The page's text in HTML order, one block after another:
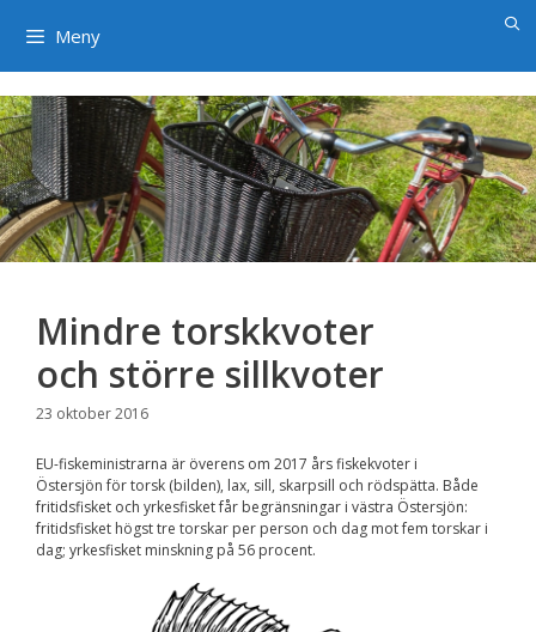
Meny
Mindre torskkvoter
och större sillkvoter
23 oktober 2016
EU-fiskeministrarna är överens om 2017 års fiskekvoter i
Östersjön för torsk (bilden), lax, sill, skarpsill och rödspätta. Både
fritidsfisket och yrkesfisket får begränsningar i västra Östersjön:
fritidsfisket högst tre torskar per person och dag mot fem torskar i
dag; yrkesfisket minskning på 56 procent.
×
Nödvändiga